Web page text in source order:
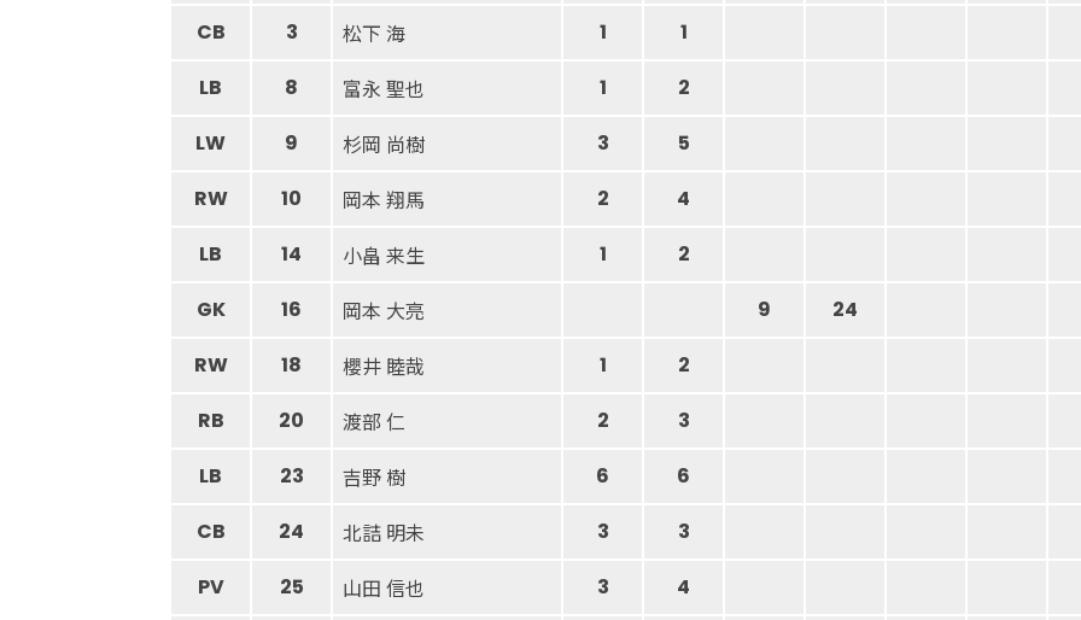
CB
3 松下 海 1
1
LB
8 富永 聖也 1
2
LW
9 杉岡 尚樹 3
5
RW
10 岡本 翔馬 2
4
LB
14 小畠 来生 1
2
GK
16 岡本 大亮 9
24
RW
18 櫻井 睦哉 1
2
RB
20 渡部 仁 2
3
LB
23 吉野 樹 6
6
CB
24 北詰 明未 3
3
PV
25 山田 信也 3 4